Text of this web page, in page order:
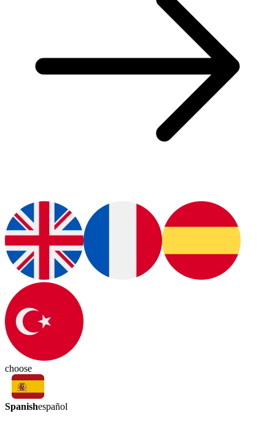
choose
Spanishespañol